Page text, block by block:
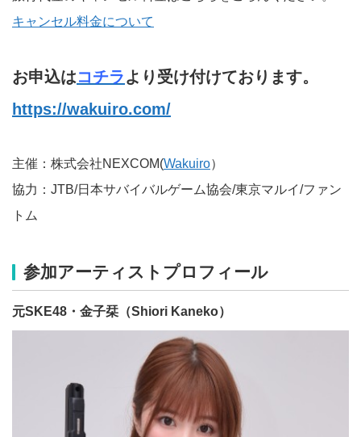
キャンセル料金について
お申込はコチラより受け付けております。
https://wakuiro.com/
主催：株式会社NEXCOM(Wakuiro）
協力：JTB/日本サバイバルゲーム協会/東京マルイ/ファン
トム
参加アーティストプロフィール
元SKE48・金子栞（Shiori Kaneko）